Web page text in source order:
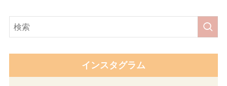
インスタグラム